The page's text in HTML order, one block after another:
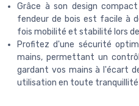
Grâce à son design
fendeur de bois est facile à
fois mobilité et stabilité lors
Profitez d'une sécurité
mains, permettant un
gardant vos mains à l'écart
utilisation en toute tranquillité